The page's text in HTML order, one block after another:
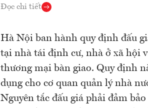
Đọc chi tiết
Hà Nội ban hành quy định đấu
tại nhà tái định cư, nhà ở xã hội
thương mại bàn giao. Quy định
dụng cho cơ quan quản lý nhà
Nguyên tắc đấu giá phải đảm